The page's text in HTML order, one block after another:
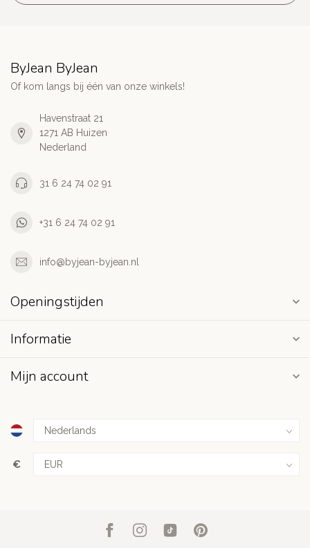
ByJean ByJean
Of kom langs bij één van onze winkels!
Havenstraat 21
1271 AB Huizen
Nederland
31 6 24 74 02 91
+31 6 24 74 02 91
info@byjean-byjean.nl
Openingstijden
Informatie
Mijn account
€